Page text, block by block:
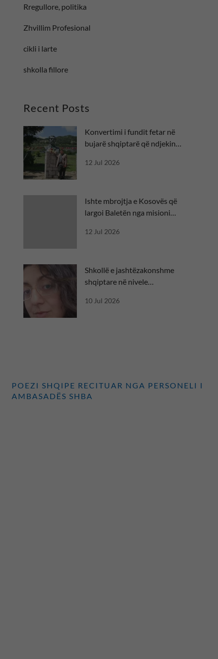
Rregullore, politika
Zhvillim Profesional
cikli i larte
shkolla fillore
Recent Posts
Konvertimi i fundit fetar në
bujarë shqiptarë që ndjekin
12 Jul 2026
Ishte mbrojtja e Kosovës që
largoi Baletën nga misioni
12 Jul 2026
Shkollë e jashtëzakonshme
shqiptare në nivele
10 Jul 2026
POEZI SHQIPE RECITUAR NGA PERSONELI I
AMBASADËS SHBA